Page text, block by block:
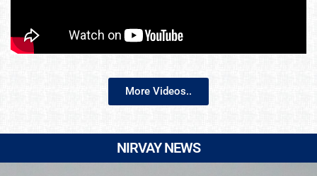
More Videos..
NIRVAY NEWS